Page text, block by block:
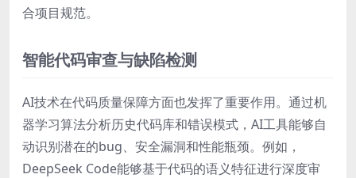
合项目规范。
智能代码审查与缺陷检测
AI技术在代码质量保障方面也发挥了重要作用。通过机
器学习算法分析历史代码库和错误模式，AI工具能够自
动识别潜在的bug、安全漏洞和性能瓶颈。例如，
DeepSeek Code能够基于代码的语义特征进行深度审